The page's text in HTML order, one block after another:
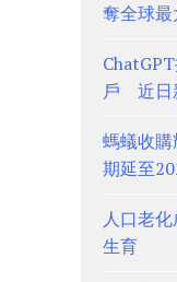
奪全球
戶 近日
螞蟻收
期延至
人口老
生育